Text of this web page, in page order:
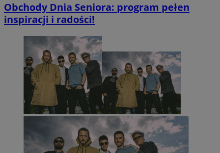
Obchody Dnia Seniora: program pełen
inspiracji i radości!